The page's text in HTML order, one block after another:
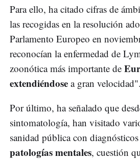
Para ello, ha citado cifras de
las recogidas en la resolución
Parlamento Europeo en
reconocían la enfermedad de
zoonótica más importante de
extendiéndose a gran velocidad".
Por último, ha señalado que
sintomatología, han visitado
sanidad pública con
patologías mentales, cuestión